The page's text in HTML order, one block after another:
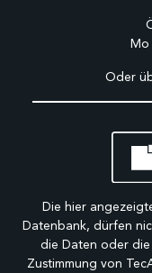
Mo
Oder
Die hier
Datenbank, dürfen
die Daten oder
Zustimmung von